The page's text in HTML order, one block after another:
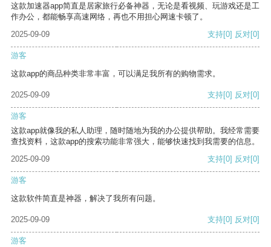
这款加速器app简直是居家旅行必备神器，无论是看视频、玩游戏还是工
作办公，都能畅享高速网络，再也不用担心网速卡顿了。
2025-09-09
支持[0] 反对[0]
游客
这款app的商品种类非常丰富，可以满足我所有的购物需求。
2025-09-09 支持[0] 反对[0]
游客
这款app就像我的私人助理，随时随地为我的办公提供帮助。我经常需要
查找资料，这款app的搜索功能非常强大，能够快速找到我需要的信息。
2025-09-09
支持[0] 反对[0]
游客
这款软件简直是神器，解决了我所有问题。
2025-09-09 支持[0] 反对[0]
游客